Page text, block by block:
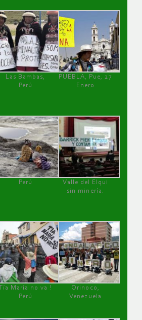
Las Bambas,
Perú
PUEBLA, Pue, 27
Enero
Perú
Valle del Elqui
sin minería.
María no va !
Perú
Orinoco,
Venezuela